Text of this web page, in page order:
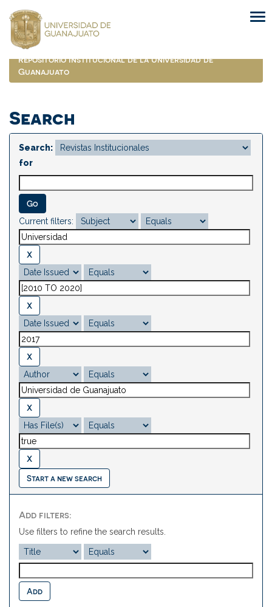
navigation
Repositorio Institucional de la Universidad de
Guanajuato
Search
Search:
for
Current filters:
Start a new search
Add filters:
Use filters to refine the search results.